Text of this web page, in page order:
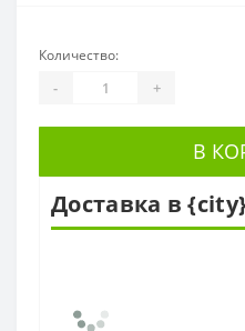
Количество:
- +
В
Доставка в